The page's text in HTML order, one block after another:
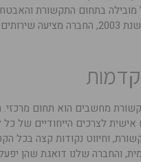
מובילה בתחום התקשורת
פתרונות מתקדמים לחברות וארגונים. מאז
מחשבים הוא תחום מרכזי.
לצרכים הייחודיים של כל
וחיווט נקודות קצה בכל
והחברה שלנו דואגת שהן